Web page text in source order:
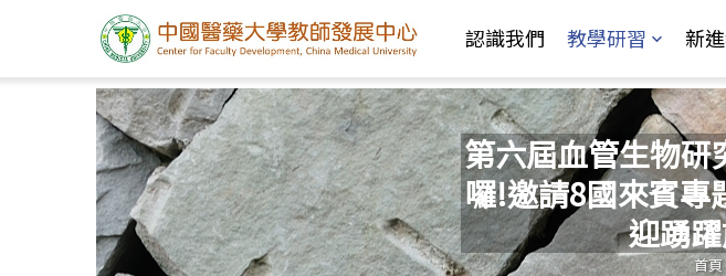
認識我們 教學研習 新
第六屆血管生物研
囉!邀請8國來賓專
迎踴您
首頁